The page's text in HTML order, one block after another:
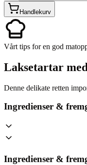
Handlekurv
Vårt tips for en god
Laksetartar
Denne delikate retten
Ingredienser &
Ingredienser &